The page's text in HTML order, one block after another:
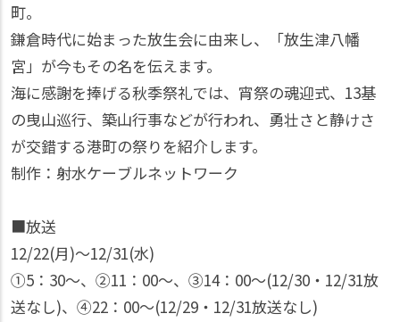
町。
鎌倉時代に始まった放生会に由来し、「放生津八幡
宮」が今もその名を伝えます。
海に感謝を捧げる秋季祭礼では、宵祭の魂迎式、13基
の曳山巡行、築山行事などが行われ、勇壮さと静けさ
が交錯する港町の祭りを紹介します。
制作：射水ケーブルネットワーク
■放送
12/22(月)〜12/31(水)
①5：30〜、②11：00〜、③14：00〜(12/30・12/31放
送なし)、④22：00〜(12/29・12/31放送なし)